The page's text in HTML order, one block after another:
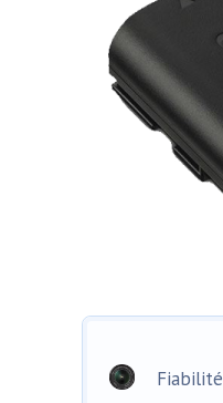
Fiabilité